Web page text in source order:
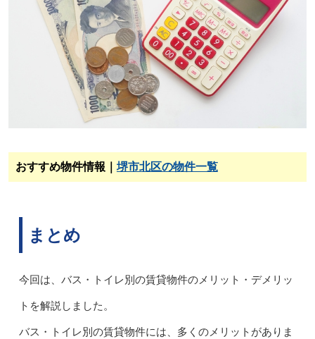
おすすめ物件情報｜ 堺市北区の物件一覧
まとめ
今回は、バス・トイレ別の賃貸物件のメリット・デメリッ
トを解説しました。
バス・トイレ別の賃貸物件には、多くのメリットがありま